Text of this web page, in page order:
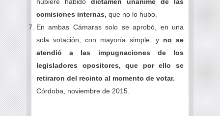
comisiones internas, que no lo hubo.
En ambas Cámaras solo se aprobó, en una
sola votación, con mayoría simple, y no se
atendió a las impugnaciones de los
legisladores opositores, que por ello se
retiraron del recinto al momento de votar.
Córdoba, noviembre de 2015.